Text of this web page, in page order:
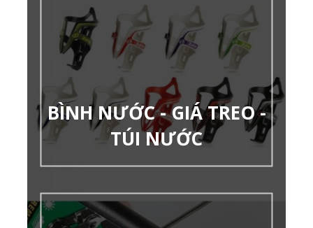
BÌNH NƯỚC - GIÁ TREO -
TÚI NƯỚC